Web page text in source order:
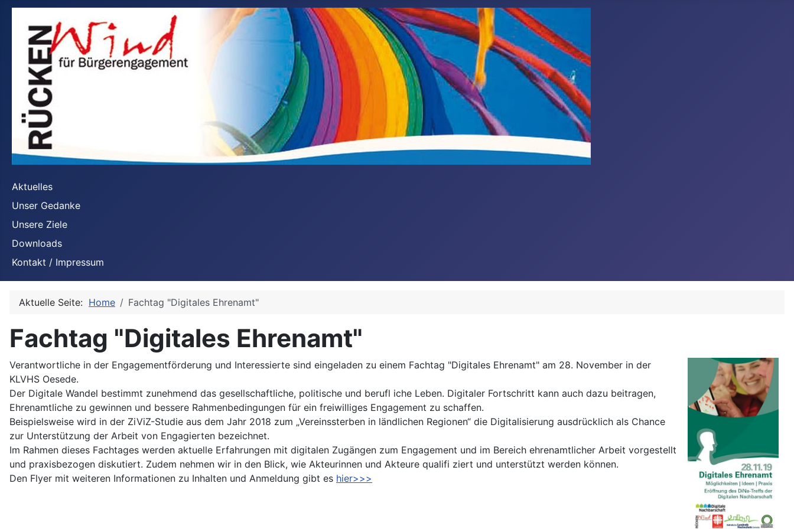
Aktuelles
Unser Gedanke
Unsere Ziele
Downloads
Kontakt / Impressum
Aktuelle Seite: Home Fachtag "Digitales Ehrenamt"
Fachtag "Digitales Ehrenamt"
Verantwortliche in der Engagementförderung und Interessierte sind eingeladen zu einem Fachtag "Digitales Ehrenamt" am 28. November in der
KLVHS Oesede.
Der Digitale Wandel bestimmt zunehmend das gesellschaftliche, politische und berufl iche Leben. Digitaler Fortschritt kann auch dazu beitragen,
Ehrenamtliche zu gewinnen und bessere Rahmenbedingungen für ein freiwilliges Engagement zu schaffen.
Beispielsweise wird in der ZiViZ-Studie aus dem Jahr 2018 zum „Vereinssterben in ländlichen Regionen“ die Digitalisierung ausdrücklich als Chance
zur Unterstützung der Arbeit von Engagierten bezeichnet.
Im Rahmen dieses Fachtages werden aktuelle Erfahrungen mit digitalen Zugängen zum Engagement und im Bereich ehrenamtlicher Arbeit vorgestellt
und praxisbezogen diskutiert. Zudem nehmen wir in den Blick, wie Akteurinnen und Akteure qualifi ziert und unterstützt werden können.
Den Flyer mit weiteren Informationen zu Inhalten und Anmeldung gibt es hier>>>